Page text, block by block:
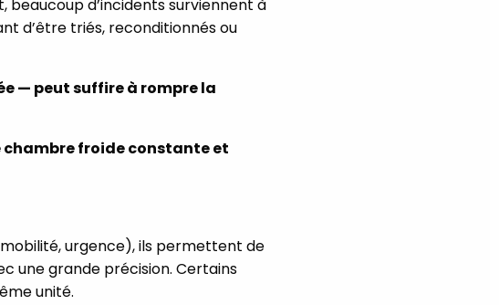
beaucoup d’incidents surviennent à
d’être triés, reconditionnés ou
— peut suffire à rompre la
froide constante et
urgence), ils permettent de
une grande précision. Certains
unité.